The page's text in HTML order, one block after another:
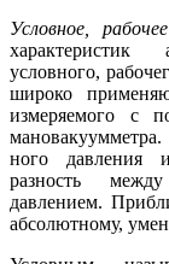
Условное,
условного,
широко
измеряемого с
ного давления
разность
давлением.
абсолютному,